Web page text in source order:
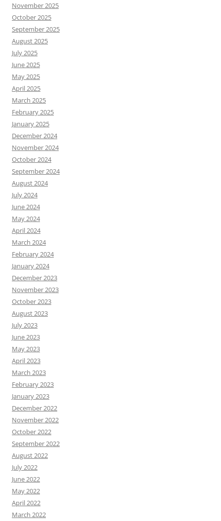
November 2025
October 2025
September 2025
August 2025
July 2025
June 2025
May 2025
April 2025
March 2025
February 2025
January 2025
December 2024
November 2024
October 2024
September 2024
August 2024
July 2024
June 2024
May 2024
April 2024
March 2024
February 2024
January 2024
December 2023
November 2023
October 2023
August 2023
July 2023
June 2023
May 2023
April 2023
March 2023
February 2023
January 2023
December 2022
November 2022
October 2022
September 2022
August 2022
July 2022
June 2022
May 2022
April 2022
March 2022